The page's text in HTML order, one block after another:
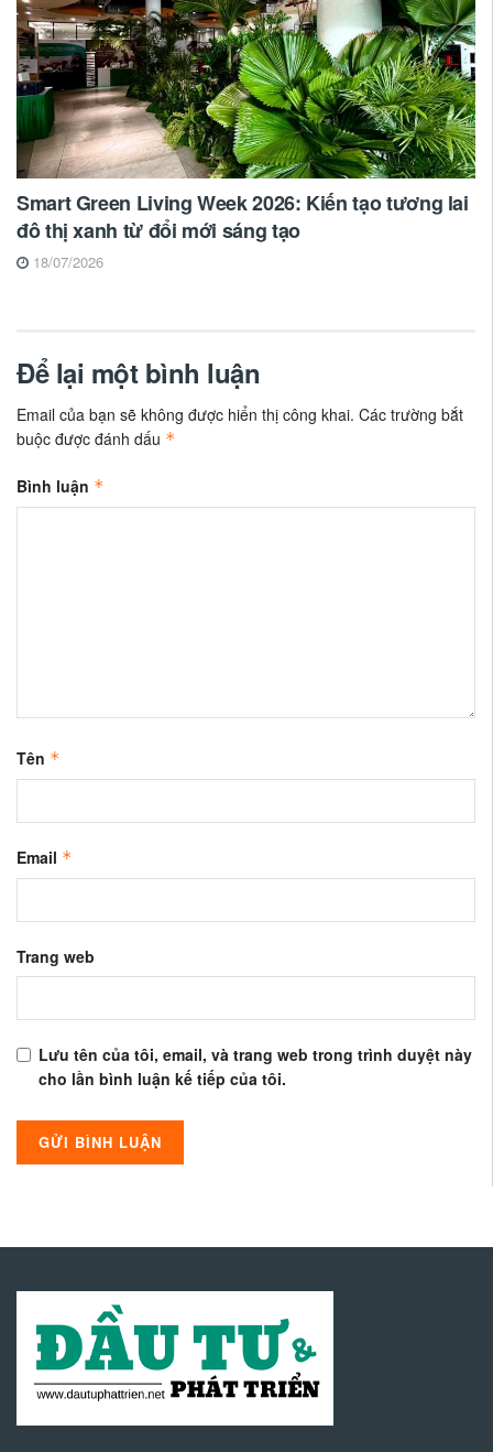
Smart Green Living Week 2026: Kiến tạo tương lai
đô thị xanh từ đổi mới sáng tạo
18/07/2026
Để lại một bình luận
Email của bạn sẽ không được hiển thị công khai. Các trường bắt
buộc được đánh dấu *
Bình luận *
Tên *
Email *
Trang web
Lưu tên của tôi, email, và trang web trong trình duyệt này
cho lần bình luận kế tiếp của tôi.